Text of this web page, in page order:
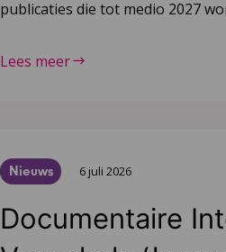
publicaties die tot medio 2027
Lees meer
Nieuws 6 juli 2026
Documentaire